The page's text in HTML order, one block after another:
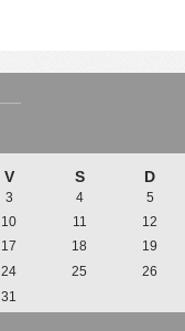
V S D
3 4
5
10 11
12
17 18
19
24 25
26
31